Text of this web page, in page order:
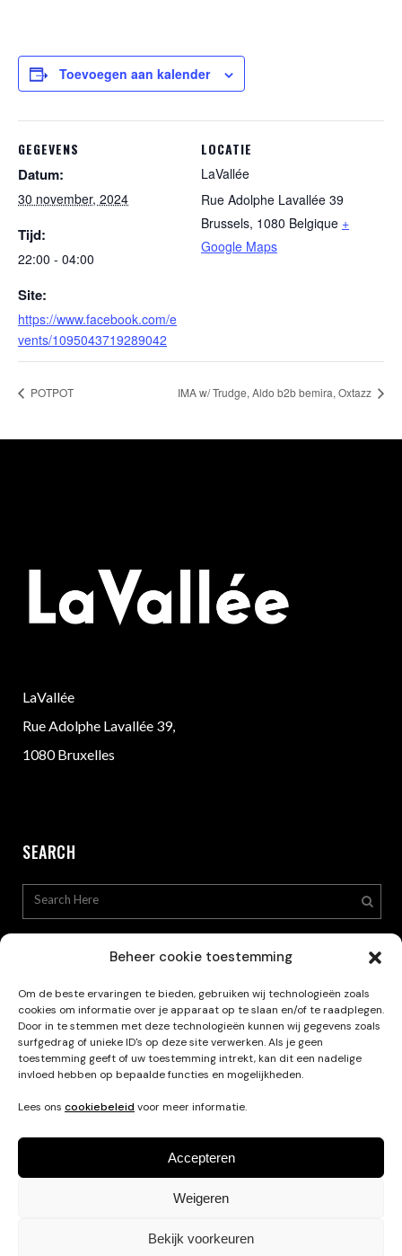
Beheer cookie toestemming
Om de beste ervaringen te bieden, gebruiken wij technologieën zoals
cookies om informatie over je apparaat op te slaan en/of te raadplegen.
Door in te stemmen met deze technologieën kunnen wij gegevens zoals
surfgedrag of unieke ID's op deze site verwerken. Als je geen
toestemming geeft of uw toestemming intrekt, kan dit een nadelige
invloed hebben op bepaalde functies en mogelijkheden.
Lees ons cookiebeleid voor meer informatie.
Accepteren
Weigeren
Bekijk voorkeuren
Toevoegen aan kalender
GEGEVENS
Datum:
30 november, 2024
Tijd:
22:00 - 04:00
Site:
https://www.facebook.com/e
vents/1095043719289042
LOCATIE
LaVallée
Rue Adolphe Lavallée 39
Brussels, 1080 Belgique +
Google Maps
POTPOT IMA w/ Trudge, Aldo b2b bemira, Oxtazz
LaVallée
Rue Adolphe Lavallée 39,
1080 Bruxelles
SEARCH
Privacy Policy
Nederlands